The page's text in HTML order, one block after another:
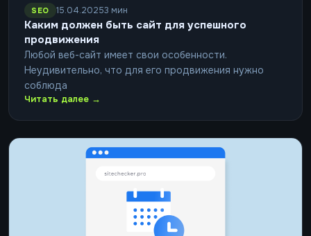
SEO 15.04.20253 мин
Каким должен быть сайт для успешного
продвижения
Любой веб-сайт имеет свои особенности.
Неудивительно, что для его продвижения нужно
соблюда
Читать далее →